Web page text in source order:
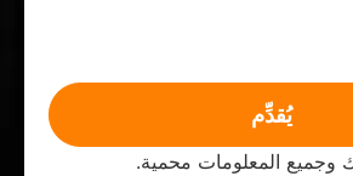
يُقدِّم
المعلومات محمية.